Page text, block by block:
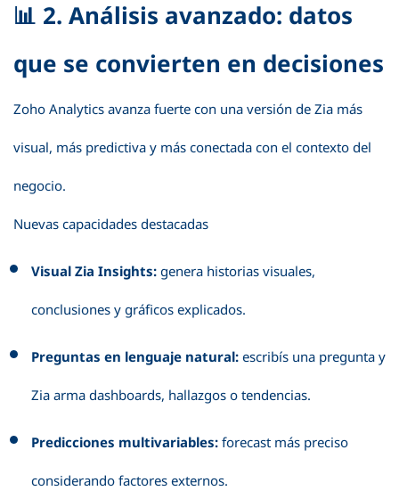
📊 2. Análisis avanzado: datos
que se convierten en decisiones
Zoho Analytics avanza fuerte con una versión de Zia más
visual, más predictiva y más conectada con el contexto del
negocio.
Nuevas capacidades destacadas
Visual Zia Insights: genera historias visuales,
conclusiones y gráficos explicados.
Preguntas en lenguaje natural: escribís una pregunta y
Zia arma dashboards, hallazgos o tendencias.
Predicciones multivariables: forecast más preciso
considerando factores externos.